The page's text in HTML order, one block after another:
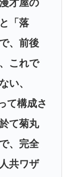
才屋の
「落
、前後
これで
い、
て構成さ
て菊丸
、完全
共ワザ